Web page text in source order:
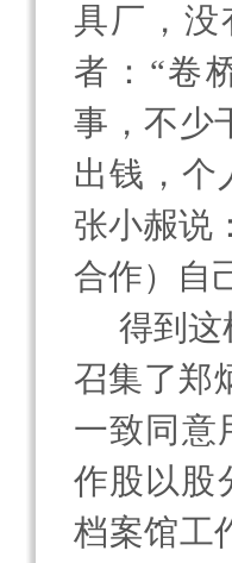
具厂，没
者：“卷
事，不少
出钱，个
张小赧说
合作）自
得到这
召集了郑
一致同意
作股以股
档案馆工